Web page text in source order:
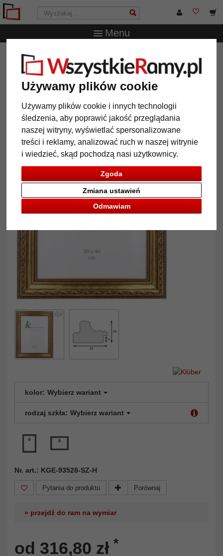
Używamy plików cookie
Używamy plików cookie i innych technologii
śledzenia, aby poprawić jakość przeglądania
naszej witryny, wyświetlać spersonalizowane
treści i reklamy, analizować ruch w naszej witrynie
i wiedzieć, skąd pochodzą nasi użytkownicy.
Zgoda
Odmawiam
Zmiana ustawień
Menu
WszystkieRamy.pl
ramy
Barokowa rama Aveiro na wymiar
Barokowa rama Aveiro na wymiar
kolor: Wybierz wariant
rodzaj szkła: Wybierz wariant
Nr. art.: KGE-93528-SZ-H
Pytania do produktu Porównaj
» przejdź do ram na wymiar
od 316,80 zł *